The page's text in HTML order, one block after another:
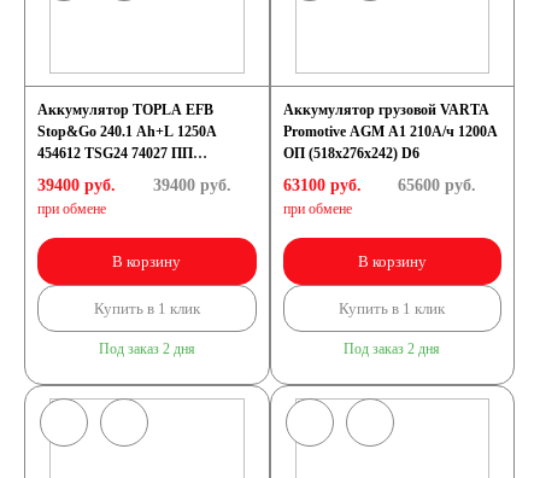
Аккумулятор TOPLA EFB
Stop&Go 240.1 Ah+L 1250А
454612 TSG24 74027 ПП
(518x276x242) D6
39400 руб.
при обмене
39400руб.
В корзину
Купить в 1 клик
Под заказ 2 дня
Аккумулятор грузовой VARTA
Promotive AGM A1 210А/ч 1200А
ОП (518х276х242) D6
63100 руб.
при обмене
65600 руб.
В корзину
Купить в 1 клик
Под заказ 2 дня